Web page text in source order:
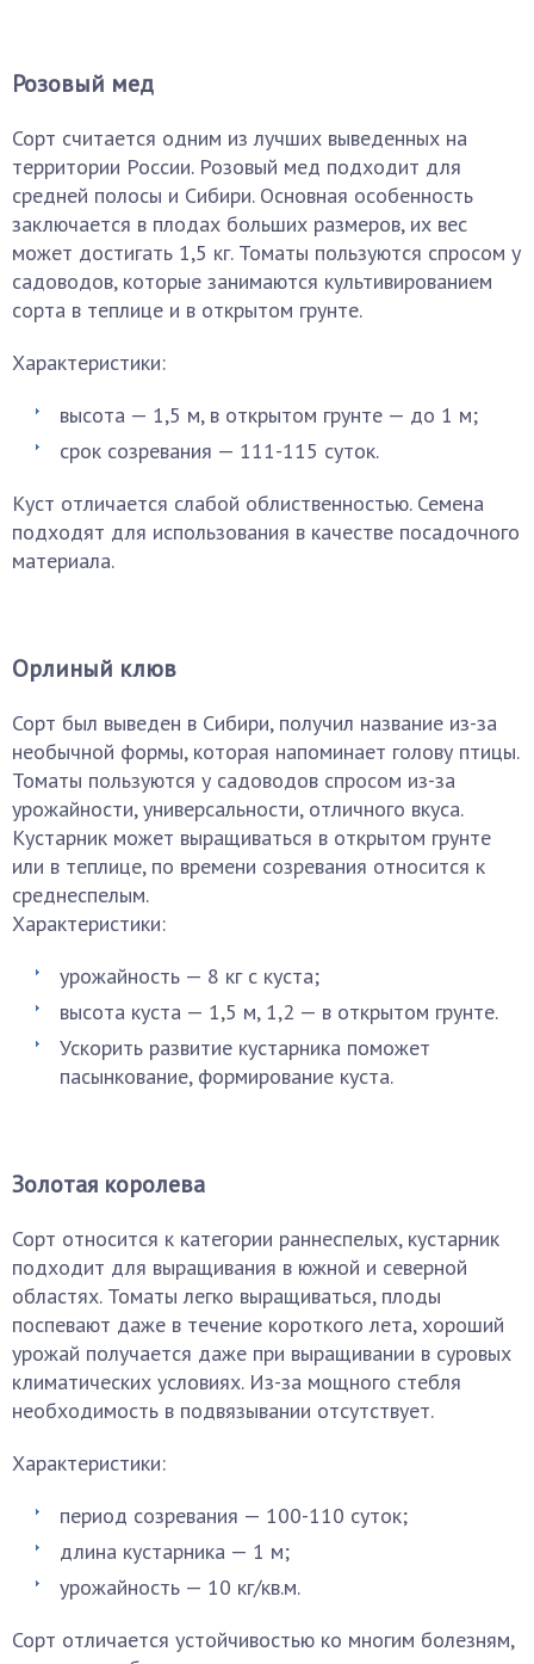
Розовый мед
Сорт считается одним из лучших выведенных на
территории России. Розовый мед подходит для
средней полосы и Сибири. Основная особенность
заключается в плодах больших размеров, их вес
может достигать 1,5 кг. Томаты пользуются спросом у
садоводов, которые занимаются культивированием
сорта в теплице и в открытом грунте.
Характеристики:
высота — 1,5 м, в открытом грунте — до 1 м;
срок созревания — 111-115 суток.
Куст отличается слабой облиственностью. Семена
подходят для использования в качестве посадочного
материала.
Орлиный клюв
Сорт был выведен в Сибири, получил название из-за
необычной формы, которая напоминает голову птицы.
Томаты пользуются у садоводов спросом из-за
урожайности, универсальности, отличного вкуса.
Кустарник может выращиваться в открытом грунте
или в теплице, по времени созревания относится к
среднеспелым.
Характеристики:
урожайность — 8 кг с куста;
высота куста — 1,5 м, 1,2 — в открытом грунте.
Ускорить развитие кустарника поможет
пасынкование, формирование куста.
Золотая королева
Сорт относится к категории раннеспелых, кустарник
подходит для выращивания в южной и северной
областях. Томаты легко выращиваться, плоды
поспевают даже в течение короткого лета, хороший
урожай получается даже при выращивании в суровых
климатических условиях. Из-за мощного стебля
необходимость в подвязывании отсутствует.
Характеристики:
период созревания — 100-110 суток;
длина кустарника — 1 м;
урожайность — 10 кг/кв.м.
Сорт отличается устойчивостью ко многим болезням,